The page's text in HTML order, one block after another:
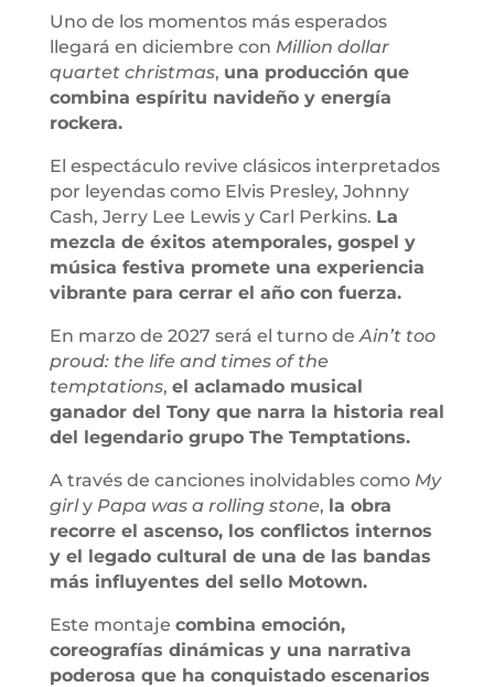
Uno de los momentos más esperados
llegará en diciembre con Million dollar
quartet christmas, una producción que
combina espíritu navideño y energía
rockera.
El espectáculo revive clásicos interpretados
por leyendas como Elvis Presley, Johnny
Cash, Jerry Lee Lewis y Carl Perkins. La
mezcla de éxitos atemporales, gospel y
música festiva promete una experiencia
vibrante para cerrar el año con fuerza.
En marzo de 2027 será el turno de Ain’t too
proud: the life and times of the
temptations, el aclamado musical
ganador del Tony que narra la historia real
del legendario grupo The Temptations.
A través de canciones inolvidables como My
girly Papa was a rolling stone, la obra
recorre el ascenso, los conflictos internos
y el legado cultural de una de las bandas
más influyentes del sello Motown.
Este montaje combina emoción,
coreografías dinámicas y una narrativa
poderosa que ha conquistado escenarios